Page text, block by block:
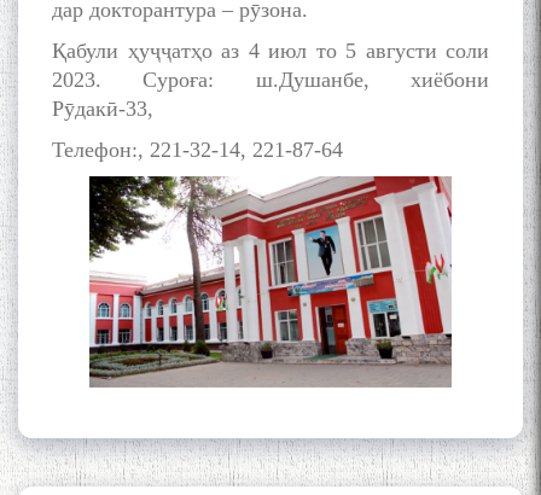
дар докторантура – рӯзона.
Қабули ҳуҷҷатҳо аз 4 июл то 5 августи соли
2023. Суроға: ш.Душанбе, хиёбони
Рӯдакӣ-33,
Телефон:, 221-32-14, 221-87-64
Mehrafarin about the conflict
Gulf
Сайри Дарвоз бо Мӯъмин
Қаноат: Чанор ҳам "гап"
мезанад
ШАРҲИ МУЛОҚОТ БО АҲЛИ
АКАДЕМИЯИ МИЛЛИИ
ИЛМҲОИ ТОҶИКИСТОН